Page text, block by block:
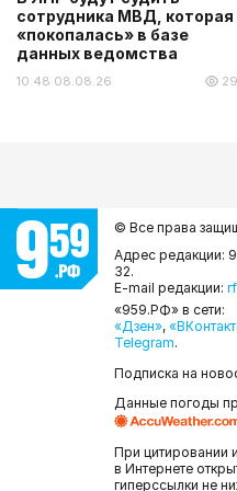
сотрудника МВД, которая
«покопалась» в базе
данных ведомства
10:48 08.08.26
© Все права
Адрес редакции:
32.
E-mail редакции:
«959.РФ» в сети:
«Дзен»,
Telegram.
Подписка на
Данные погоды
При цитировании
в Интернете
гиперссылки не